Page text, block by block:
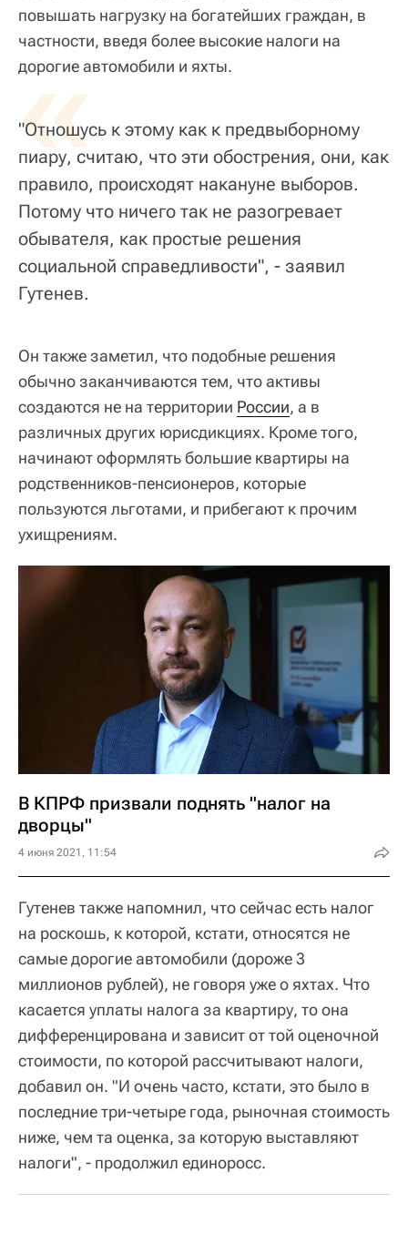
повышать нагрузку на богатейших граждан, в
частности, введя более высокие налоги на
дорогие автомобили и яхты.
«
"Отношусь к этому как к предвыборному
пиару, считаю, что эти обострения, они, как
правило, происходят накануне выборов.
Потому что ничего так не разогревает
обывателя, как простые решения
социальной справедливости", - заявил
Гутенев.
Он также заметил, что подобные решения
обычно заканчиваются тем, что активы
создаются не на территории России, а в
различных других юрисдикциях. Кроме того,
начинают оформлять большие квартиры на
родственников-пенсионеров, которые
пользуются льготами, и прибегают к прочим
ухищрениям.
В КПРФ призвали поднять "налог на
дворцы"
4 июня 2021, 11:54
Гутенев также напомнил, что сейчас есть налог
на роскошь, к которой, кстати, относятся не
самые дорогие автомобили (дороже 3
миллионов рублей), не говоря уже о яхтах. Что
касается уплаты налога за квартиру, то она
дифференцирована и зависит от той оценочной
стоимости, по которой рассчитывают налоги,
добавил он. "И очень часто, кстати, это было в
последние три-четыре года, рыночная стоимость
ниже, чем та оценка, за которую выставляют
налоги", - продолжил единоросс.